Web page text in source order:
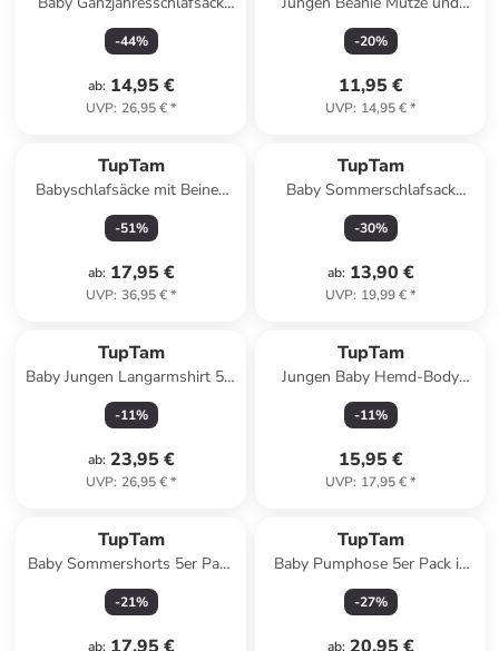
mit Beinen 2,5 Tog in gelb
Modell 2
-44%
ab: 14,95 €
UVP: 26,95 €*
Schlauchschal 2er Set in blau
-20%
11,95 €
UVP: 14,95 €*
TupTam
Babyschlafsäcke mit Beinen
und Ärmel in gelb/braun
-51%
ab: 17,95 €
UVP: 36,95 €*
TupTam
Baby Sommerschlafsack
Kleine Kinder in grau
-30%
ab: 13,90 €
UVP: 19,99 €*
TupTam
Baby Jungen Langarmshirt 5er
Pack in gelb/grün
-11%
ab: 23,95 €
UVP: 26,95 €*
TupTam
Jungen Baby Hemd-Body
Langarm mit Kragen in weiß
Modell 1
-11%
15,95 €
UVP: 17,95 €*
TupTam
Baby Sommershorts 5er Pack
in grau/grün
-21%
ab:
TupTam
Baby Pumphose 5er Pack in
grau
-27%
ab: